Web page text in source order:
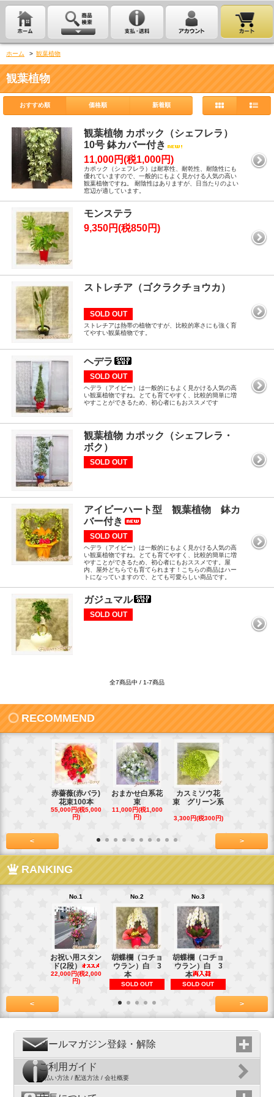
ホーム > 観葉植物
観葉植物
おすすめ順 価格順 新着順
観葉植物 カポック（シェフレラ）
10号 鉢カバー付き
11,000円(税1,000円)
カポック（シェフレラ）は耐寒性、耐乾性、耐陰性にも
優れていますので、一般的にもよく見かける人気の高い
観葉植物ですね。 耐陰性はありますが、日当たりのよい
窓辺が適しています。
モンステラ
9,350円(税850円)
ストレチア（ゴクラクチョウカ）
SOLD OUT
ストレチアは熱帯の植物ですが、比較的寒さにも強く育
てやすい観葉植物です。
ヘデラ
SOLD OUT
ヘデラ（アイビー）は一般的にもよく見かける人気の高
い観葉植物ですね。とても育てやすく、比較的簡単に増
やすことができるため、初心者にもおススメです
観葉植物 カポック（シェフレラ・
ボク）
SOLD OUT
アイビーハート型 観葉植物 鉢カ
バー付き
SOLD OUT
ヘデラ（アイビー）は一般的にもよく見かける人気の高
い観葉植物ですね。とても育てやすく、比較的簡単に増
やすことができるため、初心者にもおススメです。屋
内、屋外どちらでも育てられます！こちらの商品はハー
トになっていますので、とても可愛らしい商品です。
ガジュマル
SOLD OUT
全7商品中 / 1-7商品
RECOMMEND
赤薔薇(赤バラ)
花束100本
55,000円(税5,000
円)
おまかせ白系花
束
11,000円(税1,000
円)
カスミソウ花
束 グリーン系
3,300円(税300円)
< >
RANKING
No.1
お祝い用スタン
ド(2段）
22,000円(税2,000
円)
No.2
胡蝶欄（コチョ
ウラン）白 3
本
SOLD OUT
No.3
胡蝶欄（コチョ
ウラン）白 3
本
SOLD OUT
< >
メールマガジン登録・解除
ご利用ガイド
支払い方法 / 配送方法 / 会社概要